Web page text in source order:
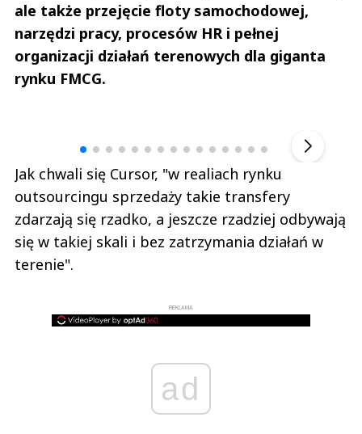
ale także przejęcie floty samochodowej,
narzędzi pracy, procesów HR i pełnej
organizacji działań terenowych dla giganta
rynku FMCG.
Jak chwali się Cursor, "w realiach rynku
outsourcingu sprzedaży takie transfery
zdarzają się rzadko, a jeszcze rzadziej odbywają
się w takiej skali i bez zatrzymania działań w
terenie".
REKLAMA
ad